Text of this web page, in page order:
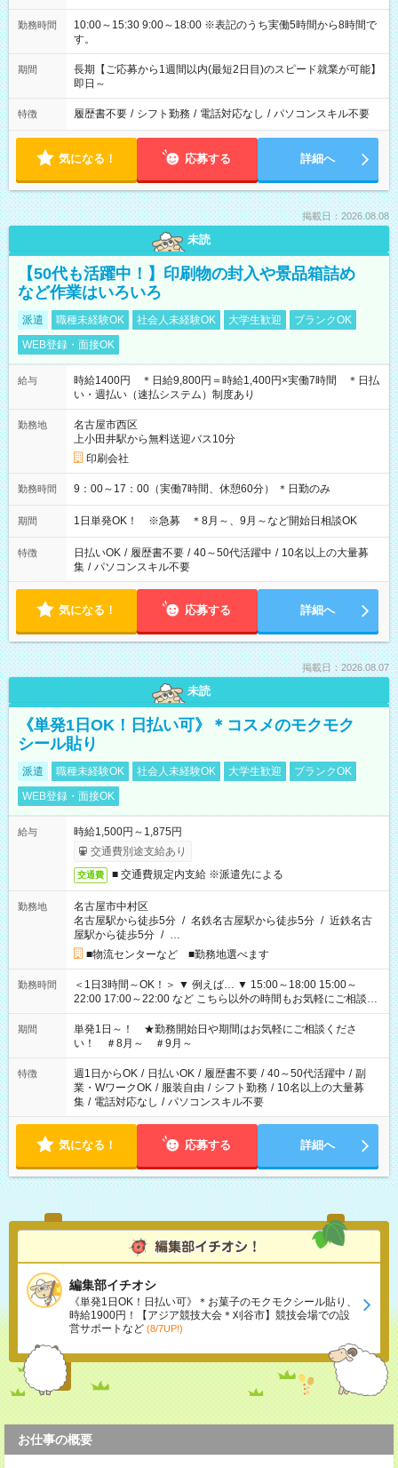
勤務時間
10:00～15:30 9:00～18:00 ※表記のうち実働5時間から8時間で
す。
期間
長期【ご応募から1週間以内(最短2日目)のスピード就業が可能】
即日～
特徴 履歴書不要 / シフト勤務 / 電話対応なし / パソコンスキル不要
気になる！ 応募する 詳細へ
掲載日：2026.08.08
未読
【50代も活躍中！】印刷物の封入や景品箱詰め
など作業はいろいろ
派遣 職種未経験OK 社会人未経験OK 大学生歓迎
ブランクOK
WEB登録・面接OK
給与
時給1400円 ＊日給9,800円＝時給1,400円×実働7時間 ＊日払
い・週払い（速払システム）制度あり
勤務地
名古屋市西区
上小田井駅から無料送迎バス10分
印刷会社
勤務時間 9：00～17：00（実働7時間、休憩60分） ＊日勤のみ
期間 1日単発OK！ ※急募 ＊8月～、9月～など開始日相談OK
特徴 日払いOK / 履歴書不要 / 40～50代活躍中 / 10名以上の大量募
集 / パソコンスキル不要
気になる！ 応募する 詳細へ
掲載日：2026.08.07
未読
《単発1日OK！日払い可》＊コスメのモクモク
シール貼り
派遣 職種未経験OK 社会人未経験OK 大学生歓迎
ブランクOK
WEB登録・面接OK
給与
時給1,500円～1,875円
交通費別途支給あり
交通費 ■ 交通費規定内支給 ※派遣先による
勤務地
名古屋市中村区
名古屋駅から徒歩5分 / 名鉄名古屋駅から徒歩5分 / 近鉄名古
屋駅から徒歩5分 / …
■物流センターなど ■勤務地選べます
勤務時間
＜1日3時間～OK！＞ ▼ 例えば… ▼ 15:00～18:00 15:00～
22:00 17:00～22:00 など こちら以外の時間もお気軽にご相談く
ださい！
期間
単発1日～！ ★勤務開始日や期間はお気軽にご相談くださ
い！ ＃8月～ ＃9月～
特徴 週1日からOK / 日払いOK / 履歴書不要 / 40～50代活躍中 / 副
業・WワークOK / 服装自由 / シフト勤務 / 10名以上の大量募
集 / 電話対応なし / パソコンスキル不要
気になる！ 応募する 詳細へ
編集部イチオシ
《単発1日OK！日払い可》＊お菓子のモクモクシール貼り、
時給1900円！【アジア競技大会＊刈谷市】競技会場での設
営サポートなど (8/7UP!)
お仕事の概要